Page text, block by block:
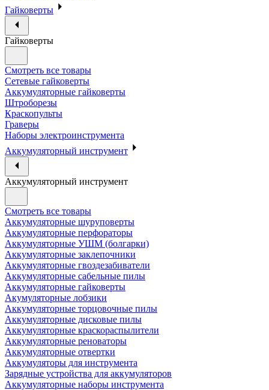
Гайковерты
Гайковерты
Смотреть все товары
Сетевые гайковерты
Аккумуляторные гайковерты
Штроборезы
Краскопульты
Граверы
Наборы электроинструмента
Аккумуляторный инструмент
Аккумуляторный инструмент
Смотреть все товары
Аккумуляторные шуруповерты
Аккумуляторные перфораторы
Аккумуляторные УШМ (болгарки)
Аккумуляторные заклепочники
Аккумуляторные гвоздезабиватели
Аккумуляторные сабельные пилы
Аккумуляторные гайковерты
Акумуляторные лобзики
Аккумуляторные торцовочные пилы
Аккумуляторные дисковые пилы
Аккумуляторные краскораспылители
Аккумуляторные реноваторы
Аккумуляторные отвертки
Аккумуляторы для инструмента
Зарядные устройства для аккумуляторов
Аккумуляторные наборы инструмента